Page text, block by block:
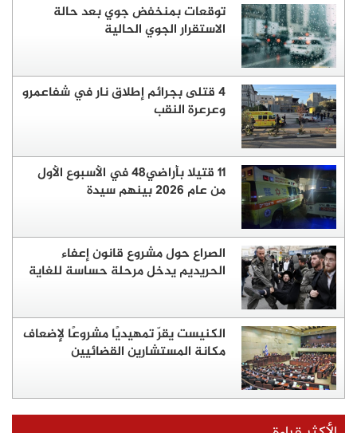
توقعات بمنخفض جوي بعد حالة
الاستقرار الجوي الحالية
4 قتلى بجرائم إطلاق نار في شفاعمرو
وعرعرة النقب
11 قتيلا بأراضي48 في الأسبوع الأول
من عام 2026 بينهم سيدة
الصراع حول مشروع قانون إعفاء
الحريديم يدخل مرحلة حساسة للغاية
الكنيست يقرّ تمهيديًا مشروعًا لإضعاف
مكانة المستشارين القضائيين